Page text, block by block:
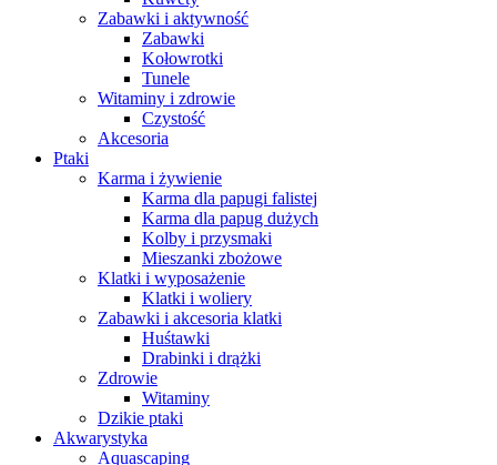
Zabawki i aktywność
Zabawki
Kołowrotki
Tunele
Witaminy i zdrowie
Czystość
Akcesoria
Ptaki
Karma i żywienie
Karma dla papugi falistej
Karma dla papug dużych
Kolby i przysmaki
Mieszanki zbożowe
Klatki i wyposażenie
Klatki i woliery
Zabawki i akcesoria klatki
Huśtawki
Drabinki i drążki
Zdrowie
Witaminy
Dzikie ptaki
Akwarystyka
Aquascaping